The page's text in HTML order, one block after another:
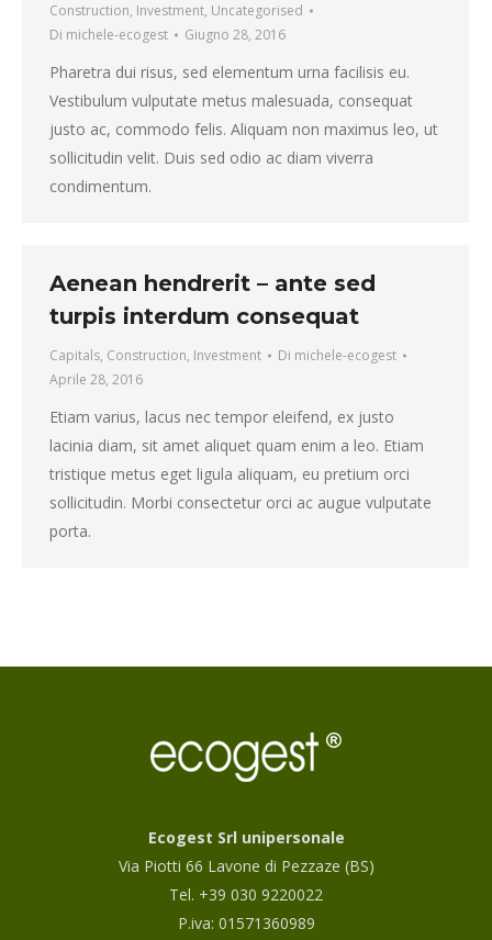
Construction, Investment, Uncategorised
Di michele-ecogest Giugno 28, 2016
Pharetra dui risus, sed elementum urna facilisis eu.
Vestibulum vulputate metus malesuada, consequat
justo ac, commodo felis. Aliquam non maximus leo, ut
sollicitudin velit. Duis sed odio ac diam viverra
condimentum.
Aenean hendrerit – ante sed
turpis interdum consequat
Capitals, Construction, Investment Di michele-ecogest
Aprile 28, 2016
Etiam varius, lacus nec tempor eleifend, ex justo
lacinia diam, sit amet aliquet quam enim a leo. Etiam
tristique metus eget ligula aliquam, eu pretium orci
sollicitudin. Morbi consectetur orci ac augue vulputate
porta.
Ecogest Srl unipersonale
Via Piotti 66 Lavone di Pezzaze (BS)
Tel. +39 030 9220022
P.iva: 01571360989